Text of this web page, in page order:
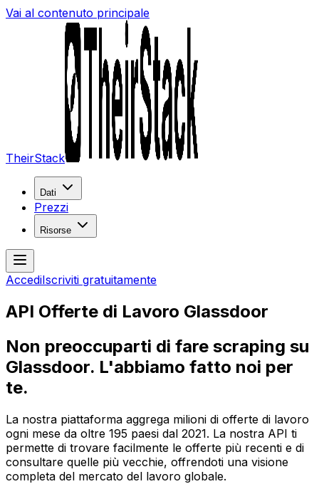
Vai al contenuto principale
TheirStack
Dati
Prezzi
Risorse
AccediIscriviti gratuitamente
API Offerte di Lavoro Glassdoor
Non preoccuparti di fare scraping su
Glassdoor. L'abbiamo fatto noi per
te.
La nostra piattaforma aggrega milioni di offerte di lavoro
ogni mese da oltre 195 paesi dal 2021. La nostra API ti
permette di trovare facilmente le offerte più recenti e di
consultare quelle più vecchie, offrendoti una visione
completa del mercato del lavoro globale.